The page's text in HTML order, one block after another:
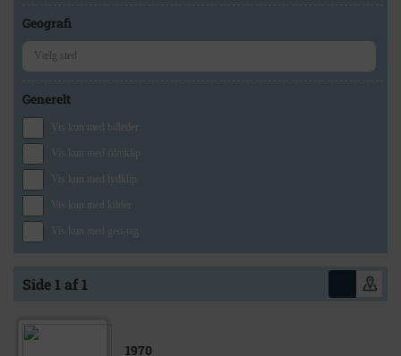
Geografi
Generelt
Vis kun med billeder
Vis kun med filmklip
Vis kun med lydklip
Vis kun med kilder
Vis kun med geo-tag
Side 1 af 1
1970